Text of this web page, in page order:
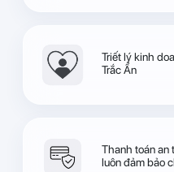
Triết lý kinh
Trắc Ẩn
Thanh toán an
luôn đảm bảo